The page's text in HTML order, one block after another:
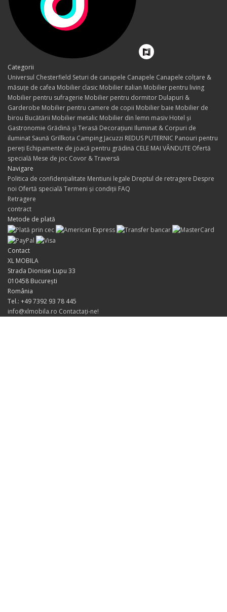
Categorii
Universul Chesterfield Seturi de canapele Canapele Canapele colțare &
măsuțe de cafea Mobilier clasic Mobilier italian Mobilier pentru living
Mobilier pentru sufragerie Mobilier pentru dormitor Dulapuri &
Garderobe Mobilier pentru camere de copii Mobilier baie Mobilier de
birou Bucătării Mobilier metalic Mobilier din lemn masiv Hotel și
Gastronomie Grădină și Terasă Decorațiuni Iluminat & Corpuri de
iluminat Saună Grillkota Camping Jacuzzi REDUS PUTERNIC Panouri pentru
pereți Echipamente de joacă pentru grădină CELE MAI VÂNDUTE Ofertă
specială Mese de joc Covor & Traversă
Navigare
Politica de confidențialitate Mentiuni legale Dreptul de retragere Despre
noi Ofertă specială Termeni și condiții FAQ
Retragere
contract
Metode de plată
Contact
XL MOBILA
Strada Dionisie Lupu 33
010458 București
România
Tel.: +49 7392 93 78 445
info@xlmobila.ro Contactați-ne!